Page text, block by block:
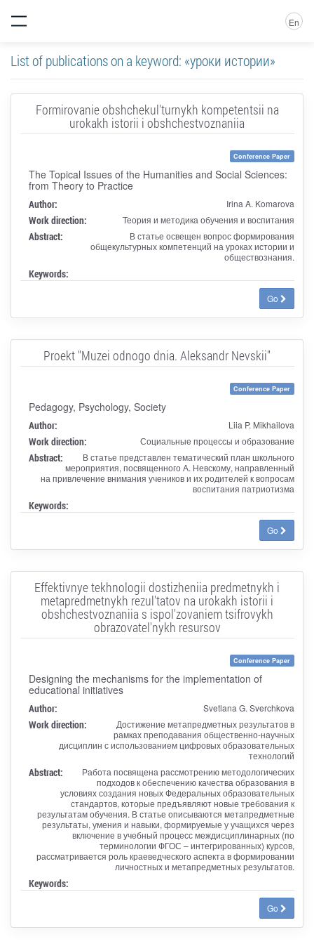
En
List of publications on a keyword: «уроки истории»
Formirovanie obshchekul'turnykh kompetentsii na
urokakh istorii i obshchestvoznaniia
Conference Paper
The Topical Issues of the Humanities and Social Sciences:
from Theory to Practice
Author: Irina A. Komarova
Work direction: Теория и методика обучения и воспитания
Abstract:
В статье освещен вопрос формирования
общекультурных компетенций на уроках истории и
обществознания.
Keywords:
Go
Proekt "Muzei odnogo dnia. Aleksandr Nevskii"
Conference Paper
Pedagogy, Psychology, Society
Author: Liia P. Mikhailova
Work direction: Социальные процессы и образование
Abstract:
В статье представлен тематический план школьного
мероприятия, посвященного А. Невскому, направленный
на привлечение внимания учеников и их родителей к вопросам
воспитания патриотизма
Keywords:
Go
Effektivnye tekhnologii dostizheniia predmetnykh i
metapredmetnykh rezul'tatov na urokakh istorii i
obshchestvoznaniia s ispol'zovaniem tsifrovykh
obrazovatel'nykh resursov
Conference Paper
Designing the mechanisms for the implementation of
educational initiatives
Author: Svetlana G. Sverchkova
Work direction:
Достижение метапредметных результатов в
рамках преподавания общественно-научных
дисциплин с использованием цифровых образовательных
технологий
Abstract:
Работа посвящена рассмотрению методологических
подходов к обеспечению качества образования в
условиях создания новых Федеральных образовательных
стандартов, которые предъявляют новые требования к
результатам обучения. В статье описываются метапредметные
результаты, умения и навыки, формируемые у учащихся через
включение в учебный процесс междисциплинарных (по
терминологии ФГОС – интегрированных) курсов,
рассматривается роль краеведческого аспекта в формировании
личностных и метапредметных результатов.
Keywords:
Go